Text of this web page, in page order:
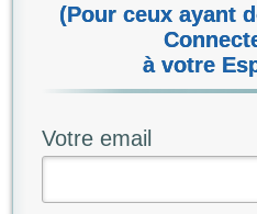
(Pour ceux ayant
à votre
Votre email